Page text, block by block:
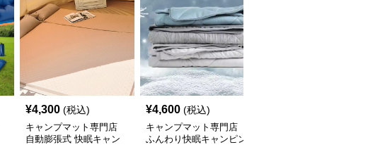
¥4,300 (税込)
キャンプマット専門店
自動膨張式 快眠キャン
¥4,600 (税込)
キャンプマット専門店
ふんわり快眠キャンピン